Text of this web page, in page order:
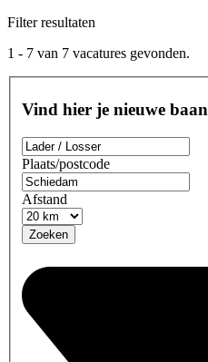
Filter resultaten
1 - 7 van 7 vacatures gevonden.
Vind hier je nieuwe baan
Plaats/postcode
Afstand
Zoeken